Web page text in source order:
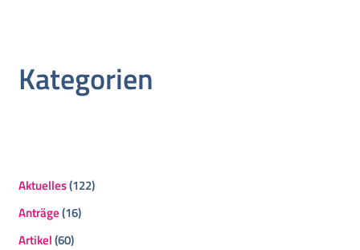
Kategorien
Aktuelles(122)
Anträge(16)
Artikel(60)